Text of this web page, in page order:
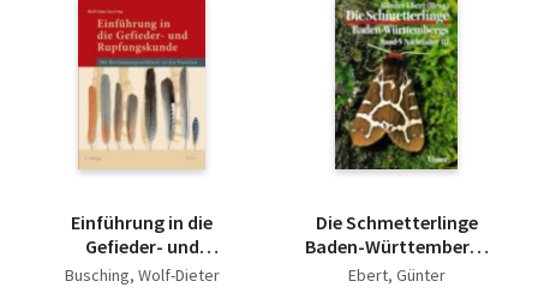
Einführung in die
Gefieder- und
Rupfungskunde - Mit
Busching, Wolf-Dieter
Die Schmetterlinge
Baden-Württembergs
5. Nachtfalter 3 -
Ebert, Günter